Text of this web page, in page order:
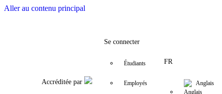
Aller au contenu principal
Facebook
Accréditée par
Se connecter
Étudiants
Employés
FR
Anglais